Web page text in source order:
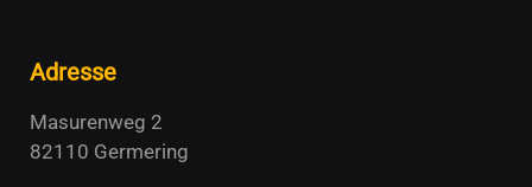
Adresse
Masurenweg 2
82110 Germering